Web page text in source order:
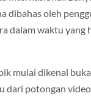
dibahas oleh
dalam waktu yang
mulai dikenal
dari potongan